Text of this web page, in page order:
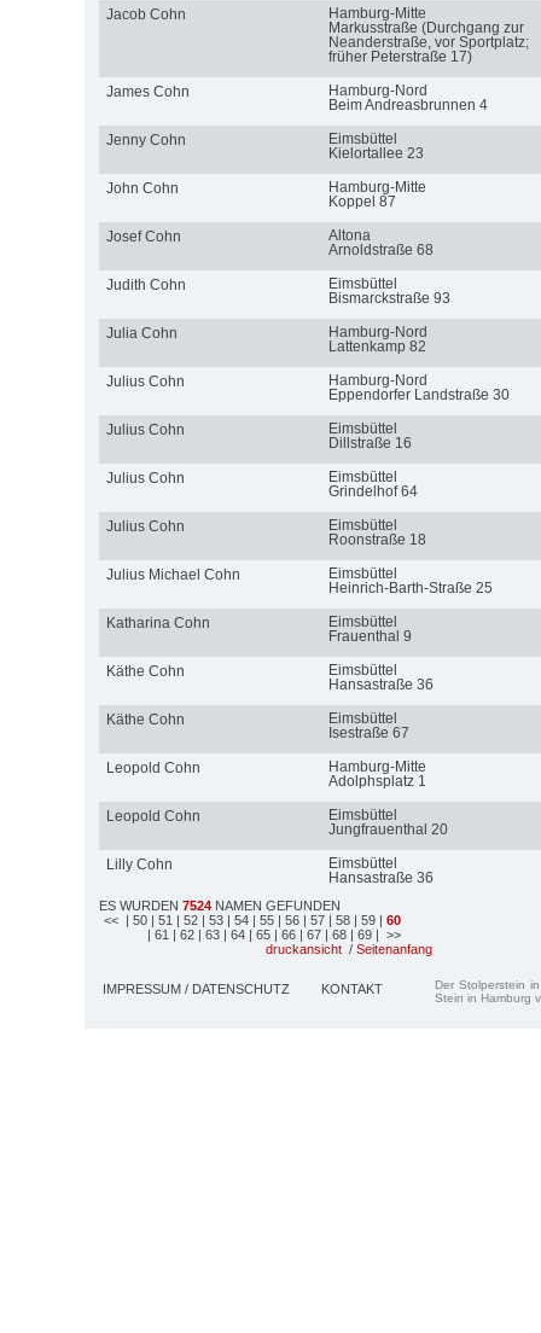
Jacob Cohn
Hamburg-Mitte
Markusstraße (Durchgang zur
Neanderstraße, vor Sportplatz;
früher Peterstraße 17)
James Cohn
Hamburg-Nord
Beim Andreasbrunnen 4
Jenny Cohn
Eimsbüttel
Kielortallee 23
John Cohn
Hamburg-Mitte
Koppel 87
Josef Cohn
Altona
Arnoldstraße 68
Judith Cohn
Eimsbüttel
Bismarckstraße 93
Julia Cohn
Hamburg-Nord
Lattenkamp 82
Julius Cohn
Hamburg-Nord
Eppendorfer Landstraße 30
Julius Cohn
Eimsbüttel
Dillstraße 16
Julius Cohn
Eimsbüttel
Grindelhof 64
Julius Cohn
Eimsbüttel
Roonstraße 18
Julius Michael Cohn
Eimsbüttel
Heinrich-Barth-Straße 25
Katharina Cohn
Eimsbüttel
Frauenthal 9
Käthe Cohn
Eimsbüttel
Hansastraße 36
Käthe Cohn
Eimsbüttel
Isestraße 67
Leopold Cohn
Hamburg-Mitte
Adolphsplatz 1
Leopold Cohn
Eimsbüttel
Jungfrauenthal 20
Lilly Cohn
Eimsbüttel
Hansastraße 36
ES WURDEN 7524 NAMEN GEFUNDEN
<< | 50 | 51 | 52 | 53 | 54 | 55 | 56 | 57 | 58 | 59 | 60
| 61 | 62 | 63 | 64 | 65 | 66 | 67 | 68 | 69 | >>
druckansicht / Seitenanfang
IMPRESSUM / DATENSCHUTZ KONTAKT
Der Stolperstein
Stein in Hamburg